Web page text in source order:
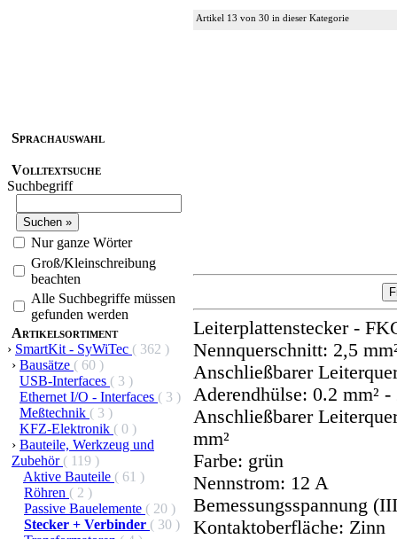
Sprachauswahl
Volltextsuche
Suchbegriff
Nur ganze Wörter
Groß/Kleinschreibung
beachten
Alle Suchbegriffe müssen
gefunden werden
Artikelsortiment
› SmartKit - SyWiTec ( 362 )
› Bausätze ( 60 )
USB-Interfaces ( 3 )
Ethernet I/O - Interfaces ( 3 )
Meßtechnik ( 3 )
KFZ-Elektronik ( 0 )
› Bauteile, Werkzeug und
Zubehör ( 119 )
Aktive Bauteile ( 61 )
Röhren ( 2 )
Passive Bauelemente ( 20 )
Stecker + Verbinder ( 30 )
Artikel 13 von 30 in dieser Kategorie
Leiterplattenstecker -
Nennquerschnitt: 2,5
Anschließbarer
Aderendhülse: 0.2 mm² -
Anschließbarer
mm²
Farbe: grün
Nennstrom: 12 A
Bemessungsspannung
Kontaktoberfläche: Zinn